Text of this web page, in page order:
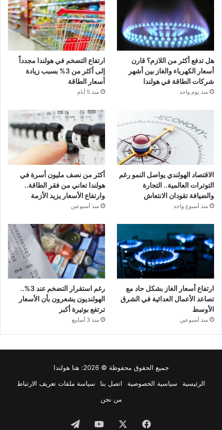
هل تدفع أكثر من اللازم؟ قارن
أسعار الكهرباء والغاز بين أشهر
شركات الطاقة في هولندا
منذ يوم واحد
ارتفاع التضخم في هولندا مجدداً
إلى أكثر من 3% بسبب زيادة
أسعار الطاقة
منذ 5 أيام
الاقتصاد الهولندي يواصل النمو رغم
التوترات العالمية.. التجارة
والضيافة تقودان الانتعاش
منذ أسبوع واحد
أكثر من نصف مليون أسرة في
هولندا تعاني من فقر الطاقة..
وارتفاع الأسعار يزيد الأزمة
منذ أسبوعين
ارتفاع أسعار الغاز بشكل حاد مع
تصاعد الأعمال العدائية في الشرق
الأوسط
منذ أسبوعين
رغم استقرار التضخم عند 3%..
الهولنديون يشعرون بأن الأسعار
ترتفع بوتيرة أكبر
منذ 3 أسابيع
جميع الحقوق محفوظة © 2026:
هنا هولندا
الرئيسية
سياسية الخصوصية اتصل بنا
سياسة ملفات تعريف الارتباط
من نحن
فيسبوك ‫YouTube